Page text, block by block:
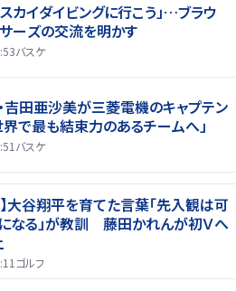
カイダイビングに行こう」…ブラウ
ーズの交流を明かす
バスケ
吉田亜沙美が三菱電機のキャプテン
で最も結束力のあるチームへ」
バスケ
大谷翔平を育てた言葉「先入観は可
なる」が教訓 藤田かれんが初Ｖへ
ゴルフ